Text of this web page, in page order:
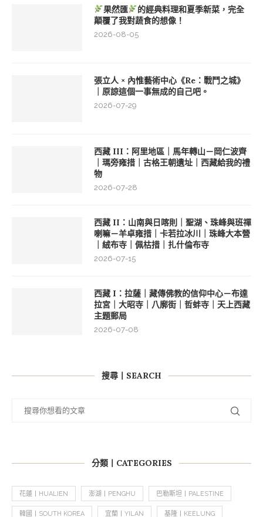
果然匯
的經典料理和夏季新菜，完全
顛覆了我對蔬食的想像！
2026-08-05
張立人 × 內惟藝術中心《Re：戰鬥之城》
｜原諒這個一事無成的自己吧。
2026-07-29
西藏 III：阿里地區｜馬年轉山－岡仁波齊
｜瑪旁雍措｜古格王朝遺址｜西藏給我的禮
物
2026-07-28
西藏 II：山南與日喀則｜聖湖、珠峰與班禪
喇嘛－羊卓雍措｜卡若拉冰川｜珠峰大本營
｜絨布寺｜佩枯措｜扎什倫布寺
2026-07-15
西藏 I：拉薩｜藏傳佛教的信仰中心－布達
拉宮｜大昭寺｜八廓街｜哲蚌寺｜天上西藏
主題郵局
2026-07-08
搜尋丨SEARCH
分類丨CATEGORIES
花蓮丨HUALIEN 澎湖丨PENGHU 巴勒斯坦丨PALESTINE
韓國丨SOUTH KOREA 宜蘭丨YILAN 基隆丨KEELUNG